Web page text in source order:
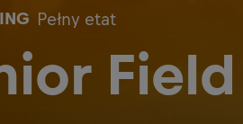
Pełny etat